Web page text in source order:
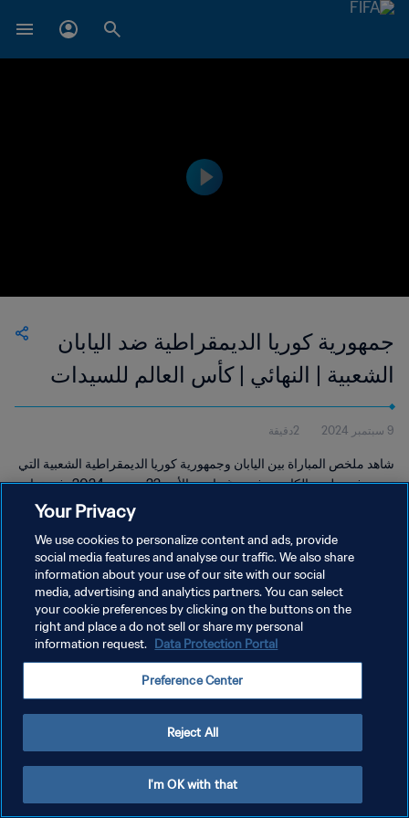
جمهورية كوريا الديمقراطية ضد اليابان
الشعبية | النهائي | كأس العالم للسيدات
تحت 20 سنة 2024™ | الملخص
9 سبتمبر 2024 2دقيقة
شاهد ملخص المباراة بين اليابان وجمهورية كوريا الديمقراطية الشعبية التي
تجري في ملعب إلكامبين في بوغوتا يوم الأحد 22 سبتمبر 2024، في تمام
إدارة تفضيلات ملفات تعريف الارتباط
Your Privacy
We use cookies to personalize content and ads, provide
social media features and analyse our traffic. We also share
information about your use of our site with our social
media, advertising and analytics partners. You can select
your cookie preferences by clicking on the buttons on the
right and place a do not sell or share my personal
information request. Data Protection Portal
Preference Center
Reject All
I'm OK with that